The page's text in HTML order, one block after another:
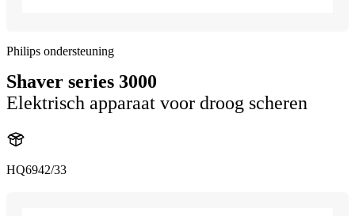
Philips ondersteuning
Shaver series 3000
Elektrisch apparaat voor droog scheren
HQ6942/33